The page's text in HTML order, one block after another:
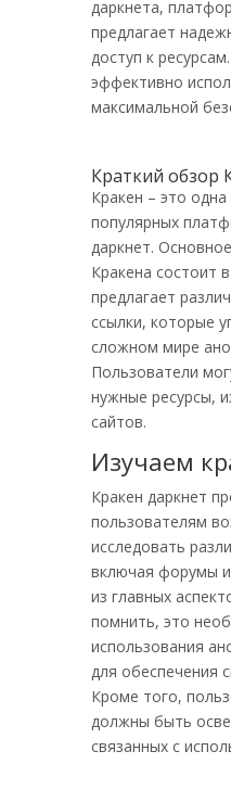
даркнета,
предлагает
доступ к
эффективно
максимальной
Краткий обзор
Кракен – это
популярных
даркнет.
Кракена состоит
предлагает
ссылки, которые
сложном мире
Пользователи
нужные ресурсы,
сайтов.
Изучаем
Кракен даркнет
пользователям
исследовать
включая форумы
из главных
помнить, это
использования
для обеспечения
Кроме того,
должны быть
связанных с